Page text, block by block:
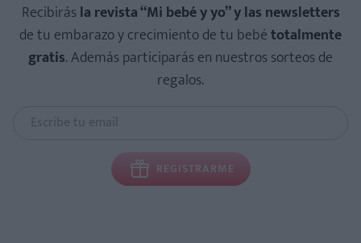
Recibirásla revista “Mi bebé y yo” y las newsletters
de tu embarazo y crecimiento de tu bebétotalmente
gratis. Además participarás en nuestros sorteos de
regalos.
REGISTRARME